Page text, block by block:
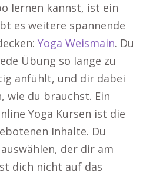
lernen kannst, ist ein
es weitere spannende
Yoga Weismain. Du
Übung so lange zu
anfühlt, und dir dabei
wie du brauchst. Ein
Yoga Kursen ist die
Inhalte. Du
der dir am
dich nicht auf das